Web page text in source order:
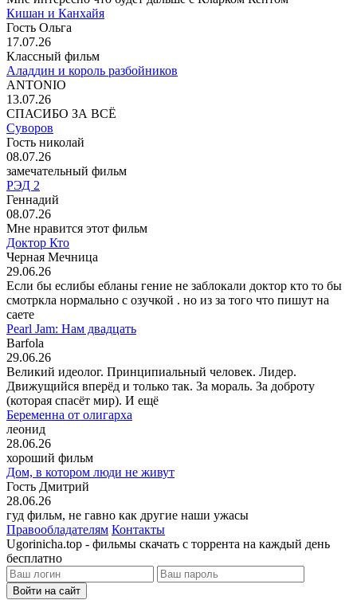
Кишан и Канхайя
Гость Ольга
17.07.26
Классный фильм
Аладдин и король разбойников
ANTONIO
13.07.26
СПАСИБО ЗА ВСЁ
Суворов
Гость николай
08.07.26
замечательный фильм
РЭД 2
Геннадий
08.07.26
Мне нравится этот фильм
Доктор Кто
Черная Мечница
29.06.26
Если бы еслибы ебланы гение не заблокали доктор кто то бы
смотркла нормально с озучкой . но из за того что пишут на
саете
Pearl Jam: Нам двадцать
Barfola
29.06.26
Великий идеолог. Принципиальный человек. Лидер.
Движущийся вперёд и только так. За мораль. За доброту
(которая спасёт мир). И ещё
Беременна от олигарха
леонид
28.06.26
хороший фильм
Дом, в котором люди не живут
Гость Дмитрий
28.06.26
гуд фильм, не гавно как другие наши ужасы
Правообладателям Контакты
Ugorinicha.top - фильмы скачать с торрента на каждый день
бесплатно
Войти на сайт